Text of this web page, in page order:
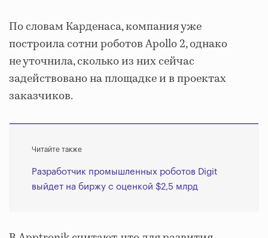
По словам Карденаса, компания уже
построила сотни роботов Apollo 2, однако
не уточнила, сколько из них сейчас
задействовано на площадке и в проектах
заказчиков.
Читайте также
Разработчик промышленных роботов Digit
выйдет на биржу с оценкой $2,5 млрд